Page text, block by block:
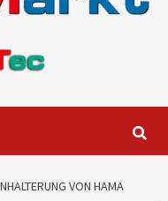
VON HAMA